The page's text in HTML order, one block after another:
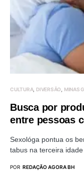
CULTURA DIVERSÃO MINAS
Busca por
entre pessoas
Sexológa pontua os
tabus na terceira
POR REDAÇÃO AGORA BH